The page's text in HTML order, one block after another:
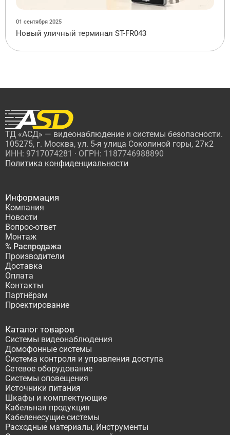
01 сентября 2025
Новый уличный терминал ST-FR043
ТД «АСД» — видеонаблюдение и системы безопасности.
105275, г. Москва, ул. 5-я улица Соколиной горы, 27к2
ИНН: 9717074281 · ОГРН: 1187746988890
Политика конфиденциальности
Информация
Компания
Новости
Вопрос-ответ
Монтаж
% Распродажа
Производители
Доставка
Оплата
Контакты
Партнёрам
Проектирование
Каталог товаров
Системы видеонаблюдения
Домофонные системы
Система контроля и управления доступа
Сетевое оборудование
Системы оповещения
Источники питания
Шкафы и комплектующие
Кабельная продукция
Кабеленесущие системы
Расходные материалы, Инструменты